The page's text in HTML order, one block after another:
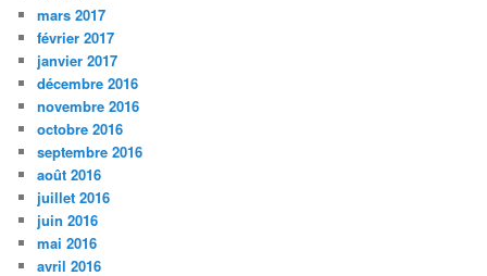
mars 2017
février 2017
janvier 2017
décembre 2016
novembre 2016
octobre 2016
septembre 2016
août 2016
juillet 2016
juin 2016
mai 2016
avril 2016